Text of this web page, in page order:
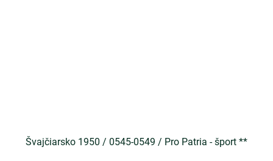
Švajčiarsko 1950 / 0545-0549 / Pro Patria - šport **